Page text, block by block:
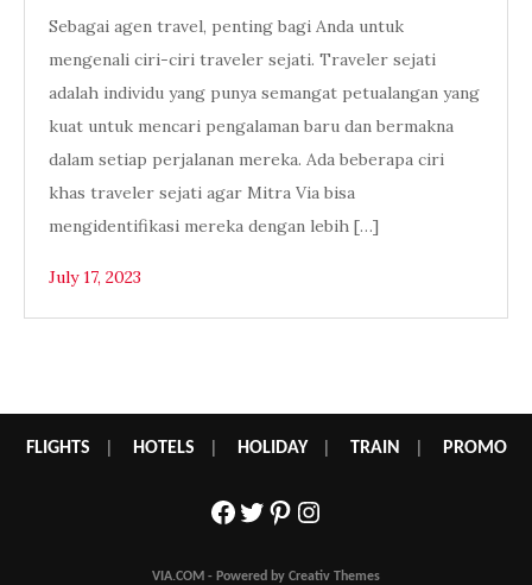
Sebagai agen travel, penting bagi Anda untuk
mengenali ciri-ciri traveler sejati. Traveler sejati
adalah individu yang punya semangat petualangan yang
kuat untuk mencari pengalaman baru dan bermakna
dalam setiap perjalanan mereka. Ada beberapa ciri
khas traveler sejati agar Mitra Via bisa
mengidentifikasi mereka dengan lebih […]
July 17, 2023
FLIGHTS HOTELS HOLIDAY| TRAIN PROMO
Facebook
Twitter
Pinterest
Instagram
VIA.COM - Powered by Creativ Themes